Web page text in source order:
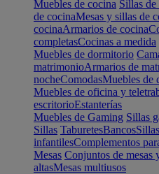
Muebles de cocina Sillas de
de cocinaMesas y sillas de
cocinaArmarios de cocina
completasCocinas a medida
Muebles de dormitorio
matrimonioArmarios de
nocheComodasMuebles de
Muebles de oficina y
escritorioEstanterías
Muebles de Gaming Sillas
Sillas TaburetesBancos
infantilesComplementos
Mesas Conjuntos de mesas
altasMesas multiusos